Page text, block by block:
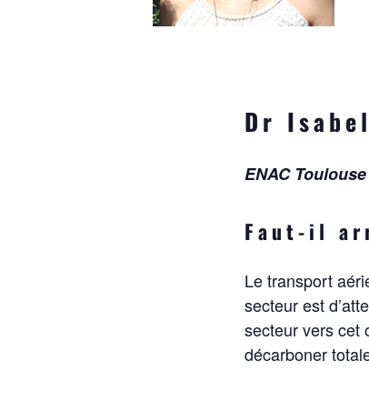
Dr
ENAC Toulouse
Faut-il
Le transport
secteur est
secteur vers cet
décarboner